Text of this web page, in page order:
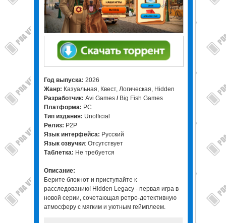
Год выпуска: 2026
Жанр: Казуальная, Квест, Логическая, Hidden
Разработчик: Avi Games/ Big Fish Games
Платформа: PC
Тип издания: Unofficial
Релиз: P2P
Язык интерфейса: Русский
Язык озвучки: Отсутствует
Таблетка: Не требуется
Описание:
Берите блокнот и приступайте к
расследованию! Hidden Legacy - первая игра в
новой серии, сочетающая ретро-детективную
атмосферу с мягким и уютным геймплеем.